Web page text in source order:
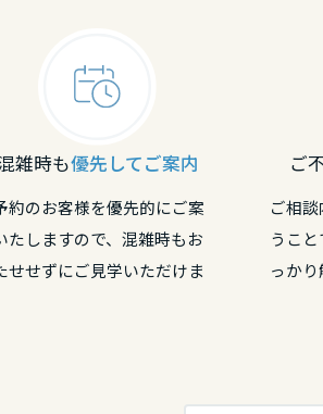
雑時も優先してご案内
約のお客様を優先的にご案
たしますので、混雑時もお
せせずにご見学いただけま
ご
ご相
うこ
っかり
鹿児島県